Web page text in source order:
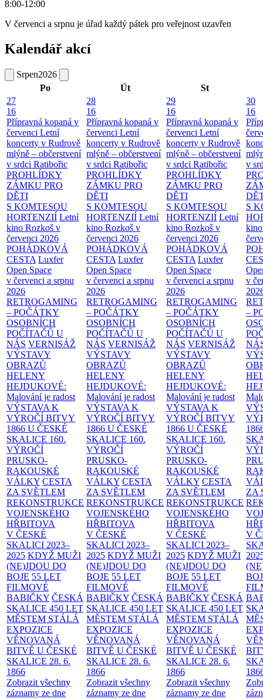
8:00-12:00
V červenci a srpnu je úřad každý pátek pro veřejnost uzavřen
Kalendář akcí
Srpen2026
Po
Út
St
27
16
Přípravná kopaná v
červenci Letní
koncerty v Rudrově
mlýně – občerstvení
v srdci Ratibořic
PROHLÍDKY
ZÁMKU PRO
DĚTI
S KOMTESOU
HORTENZIÍ Letní
kino Rozkoš v
červenci 2026
POHÁDKOVÁ
CESTA Luxfer
Open Space
v červenci a srpnu
2026
RETROGAMING
– POČÁTKY
OSOBNÍCH
POČÍTAČŮ U
NÁS VERNISÁŽ
VÝSTAVY
OBRAZŮ
HELENY
HEJDUKOVÉ:
Malování je radost
VÝSTAVA K
VÝROČÍ BITVY
1866 U ČESKÉ
SKALICE 160.
VÝROČÍ
PRUSKO-
RAKOUSKÉ
VÁLKY CESTA
ZA SVĚTLEM
REKONSTRUKCE
VOJENSKÉHO
HŘBITOVA
V ČESKÉ
SKALICI 2023–
2025 KDYŽ MUŽI
(NE)JDOU DO
BOJE 55 LET
FILMOVÉ
BABIČKY ČESKÁ
SKALICE 450 LET
MĚSTEM STÁLÁ
EXPOZICE
VĚNOVANÁ
BITVĚ U ČESKÉ
SKALICE 28. 6.
1866
Zobrazit všechny
záznamy ze dne
28
16
Přípravná kopaná v
červenci Letní
koncerty v Rudrově
mlýně – občerstvení
v srdci Ratibořic
PROHLÍDKY
ZÁMKU PRO
DĚTI
S KOMTESOU
HORTENZIÍ Letní
kino Rozkoš v
červenci 2026
POHÁDKOVÁ
CESTA Luxfer
Open Space
v červenci a srpnu
2026
RETROGAMING
– POČÁTKY
OSOBNÍCH
POČÍTAČŮ U
NÁS VERNISÁŽ
VÝSTAVY
OBRAZŮ
HELENY
HEJDUKOVÉ:
Malování je radost
VÝSTAVA K
VÝROČÍ BITVY
1866 U ČESKÉ
SKALICE 160.
VÝROČÍ
PRUSKO-
RAKOUSKÉ
VÁLKY CESTA
ZA SVĚTLEM
REKONSTRUKCE
VOJENSKÉHO
HŘBITOVA
V ČESKÉ
SKALICI 2023–
2025 KDYŽ MUŽI
(NE)JDOU DO
BOJE 55 LET
FILMOVÉ
BABIČKY ČESKÁ
SKALICE 450 LET
MĚSTEM STÁLÁ
EXPOZICE
VĚNOVANÁ
BITVĚ U ČESKÉ
SKALICE 28. 6.
1866
Zobrazit všechny
záznamy ze dne
29
16
Přípravná kopaná v
červenci Letní
koncerty v Rudrově
mlýně – občerstvení
v srdci Ratibořic
PROHLÍDKY
ZÁMKU PRO
DĚTI
S KOMTESOU
HORTENZIÍ Letní
kino Rozkoš v
červenci 2026
POHÁDKOVÁ
CESTA Luxfer
Open Space
v červenci a srpnu
2026
RETROGAMING
– POČÁTKY
OSOBNÍCH
POČÍTAČŮ U
NÁS VERNISÁŽ
VÝSTAVY
OBRAZŮ
HELENY
HEJDUKOVÉ:
Malování je radost
VÝSTAVA K
VÝROČÍ BITVY
1866 U ČESKÉ
SKALICE 160.
VÝROČÍ
PRUSKO-
RAKOUSKÉ
VÁLKY CESTA
ZA SVĚTLEM
REKONSTRUKCE
VOJENSKÉHO
HŘBITOVA
V ČESKÉ
SKALICI 2023–
2025 KDYŽ MUŽI
(NE)JDOU DO
BOJE 55 LET
FILMOVÉ
BABIČKY ČESKÁ
SKALICE 450 LET
MĚSTEM STÁLÁ
EXPOZICE
VĚNOVANÁ
BITVĚ U ČESKÉ
SKALICE 28. 6.
1866
Zobrazit všechny
záznamy ze dne
30
16
v
S
v
–
ZA
V